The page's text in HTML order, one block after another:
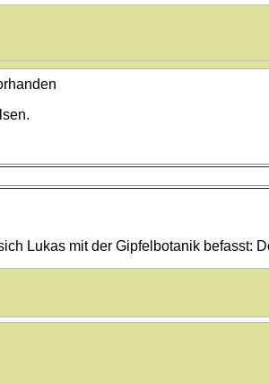
Lukas mit der Gipfelbotanik befasst: